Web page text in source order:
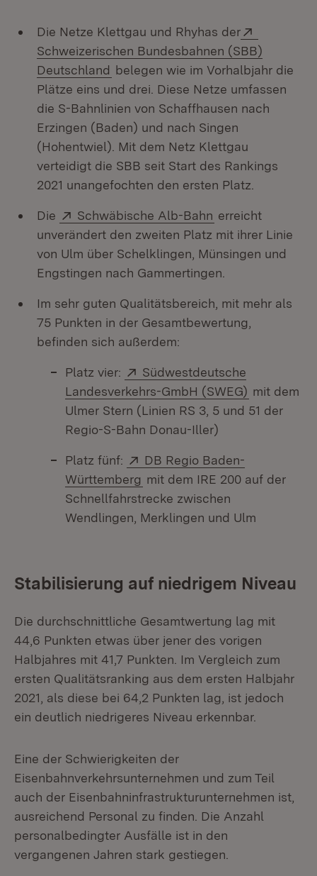
Die Netze Klettgau und Rhyhas der
Schweizerischen Bundesbahnen (SBB)
Deutschland (Öffnet in neuem Fenster)
belegen wie im Vorhalbjahr die
Plätze eins und drei. Diese Netze umfassen
die S-Bahnlinien von Schaffhausen nach
Erzingen (Baden) und nach Singen
(Hohentwiel). Mit dem Netz Klettgau
verteidigt die SBB seit Start des Rankings
2021 unangefochten den ersten Platz.
Die Extern:
Schwäbische Alb-Bahn (Öffnet in neuem
erreicht
unverändert den zweiten Platz mit ihrer Linie
von Ulm über Schelklingen, Münsingen und
Engstingen nach Gammertingen.
Im sehr guten Qualitätsbereich, mit mehr als
75 Punkten in der Gesamtbewertung,
befinden sich außerdem:
Platz vier: Extern:
Südwestdeutsche
Landesverkehrs-GmbH (SWEG) (Öffnet in
mit dem
Ulmer Stern (Linien RS 3, 5 und 51 der
Regio-S-Bahn Donau-Iller)
Platz fünf: Extern:
DB Regio Baden-
Württemberg (Öffnet in neuem Fenster)
mit dem IRE 200 auf der
Schnellfahrstrecke zwischen
Wendlingen, Merklingen und Ulm
Stabilisierung auf niedrigem Niveau
Die durchschnittliche Gesamtwertung lag mit
44,6 Punkten etwas über jener des vorigen
Halbjahres mit 41,7 Punkten. Im Vergleich zum
ersten Qualitätsranking aus dem ersten Halbjahr
2021, als diese bei 64,2 Punkten lag, ist jedoch
ein deutlich niedrigeres Niveau erkennbar.
Eine der Schwierigkeiten der
Eisenbahnverkehrsunternehmen und zum Teil
auch der Eisenbahninfrastrukturunternehmen ist,
ausreichend Personal zu finden. Die Anzahl
personalbedingter Ausfälle ist in den
vergangenen Jahren stark gestiegen.